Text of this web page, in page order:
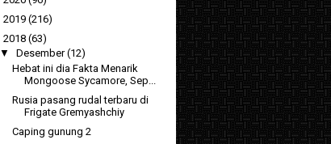
2019 (216)
2018 (63)
▼ Desember(12)
Hebat ini dia Fakta Menarik
Mongoose Sycamore, Sep...
Rusia pasang rudal terbaru di
Frigate Gremyashchiy
Caping gunung 2